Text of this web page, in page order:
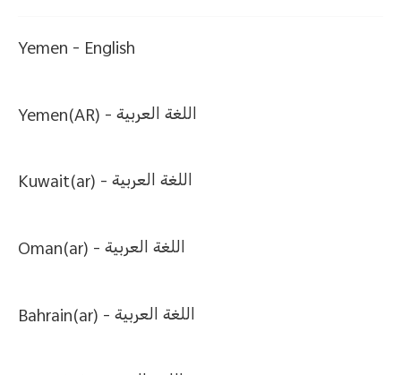
Yemen - English
Yemen(AR) -اللغة العربية
Kuwait(ar) -اللغة العربية
Oman(ar) -اللغة العربية
Bahrain(ar) -اللغة العربية